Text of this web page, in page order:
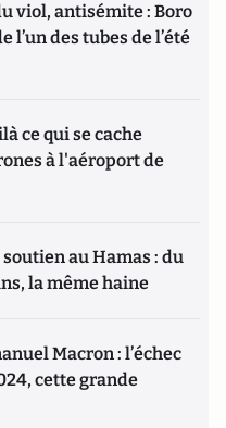
viol, antisémite : Boro
l’un des tubes de l’été
ce qui se cache
à l'aéroport de
soutien au Hamas : du
la même haine
Macron : l’échec
cette grande